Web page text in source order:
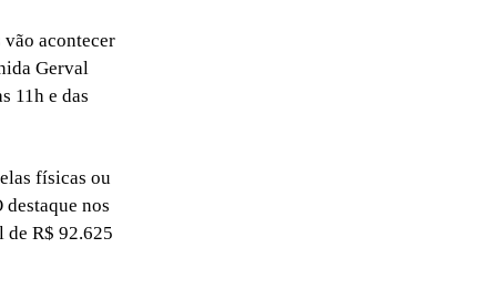
vão acontecer
Gerval
11h e das
físicas ou
nos
de R$ 92.625